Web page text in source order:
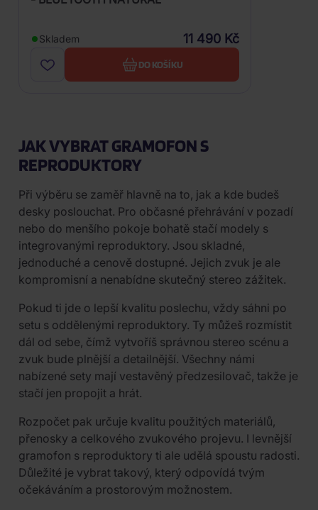
Skladem 11 490 Kč
DO KOŠÍKU
JAK VYBRAT GRAMOFON S
REPRODUKTORY
Při výběru se zaměř hlavně na to, jak a kde budeš
desky poslouchat. Pro občasné přehrávání v pozadí
nebo do menšího pokoje bohatě stačí modely s
integrovanými reproduktory. Jsou skladné,
jednoduché a cenově dostupné. Jejich zvuk je ale
kompromisní a nenabídne skutečný stereo zážitek.
Pokud ti jde o lepší kvalitu poslechu, vždy sáhni po
setu s oddělenými reproduktory. Ty můžeš rozmístit
dál od sebe, čímž vytvoříš správnou stereo scénu a
zvuk bude plnější a detailnější. Všechny námi
nabízené sety mají vestavěný předzesilovač, takže je
stačí jen propojit a hrát.
Rozpočet pak určuje kvalitu použitých materiálů,
přenosky a celkového zvukového projevu. I levnější
gramofon s reproduktory ti ale udělá spoustu radosti.
Důležité je vybrat takový, který odpovídá tvým
očekáváním a prostorovým možnostem.